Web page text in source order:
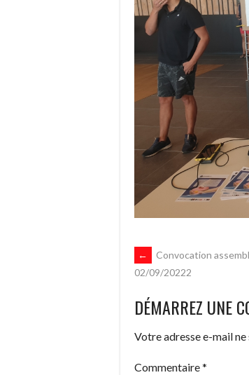
NAVIGATION
DES
ARTICLES
←
Convocation
02/09/20222
DÉMARREZ UNE
Votre adresse e-mail
Commentaire*